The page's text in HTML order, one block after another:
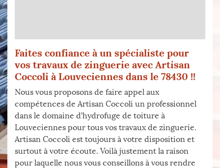
Faites confiance à un spécialiste pour
vos travaux de zinguerie avec Artisan
Coccoli à Louveciennes dans le 78430 !!
Nous vous proposons de faire appel aux
compétences de Artisan Coccoli un professionnel
dans le domaine d’hydrofuge de toiture à
Louveciennes pour tous vos travaux de zinguerie.
Artisan Coccoli est toujours à votre disposition et
surtout à votre écoute. Voilà justement la raison
pour laquelle nous vous conseillons à vous rendre